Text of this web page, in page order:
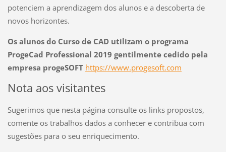
potenciem a aprendizagem dos alunos e a descoberta de
novos horizontes.
Os alunos do Curso de CAD utilizam o programa
ProgeCad Professional 2019 gentilmente cedido pela
empresa progeSOFT https://www.progesoft.com
Nota aos visitantes
Sugerimos que nesta página consulte os links propostos,
comente os trabalhos dados a conhecer e contribua com
sugestões para o seu enriquecimento.